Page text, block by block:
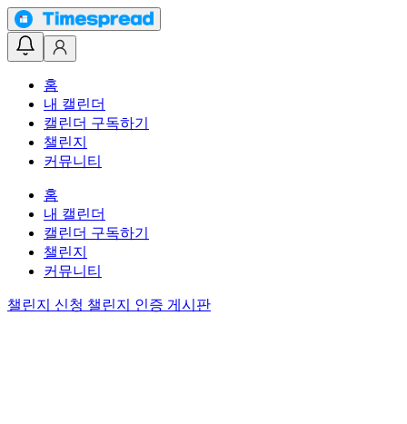
홈
내 캘린더
캘린더 구독하기
챌린지
커뮤니티
홈
내 캘린더
캘린더 구독하기
챌린지
커뮤니티
챌린지 신청 챌린지 인증 게시판